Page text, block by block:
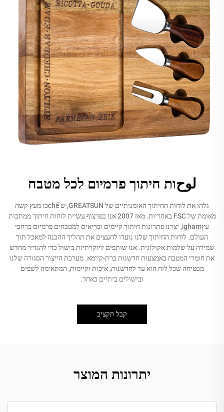
لوحות חיתוך פרמיום לכל מטבח
גלהו את לוחות החיתוך האומנותיים של GREATSUN, ש chếכו מעץ קשה
מאומת של FSC באחריות. מאז 2007 אנו בפרצוף עשיית לוחות חיתוך ממתכות
עץigham, יצרנו פתרונות חיתוך קיימים ובריאים למטבחים פרמיום ברחבי
העולם. לוחות החיתוך שלנו נועדו להעצים את תהליך ההכנה למאכל תוך
שמירה על שלמות אקולוגית. אנו שותפים ליוקרתיות בישול כדי להגדיר מחדש
את חומרי המטבח באמצעות חדשנות ברת-קיימא. מערכת הייצור הסגורה שלנו
מבטיחה שכל לוח הוא עד לחדשנות, איכות וקיימות, המתאימה לשפים
ובישולים ביתיים כאחד.
קבל תקציב
יתרונות המוצר